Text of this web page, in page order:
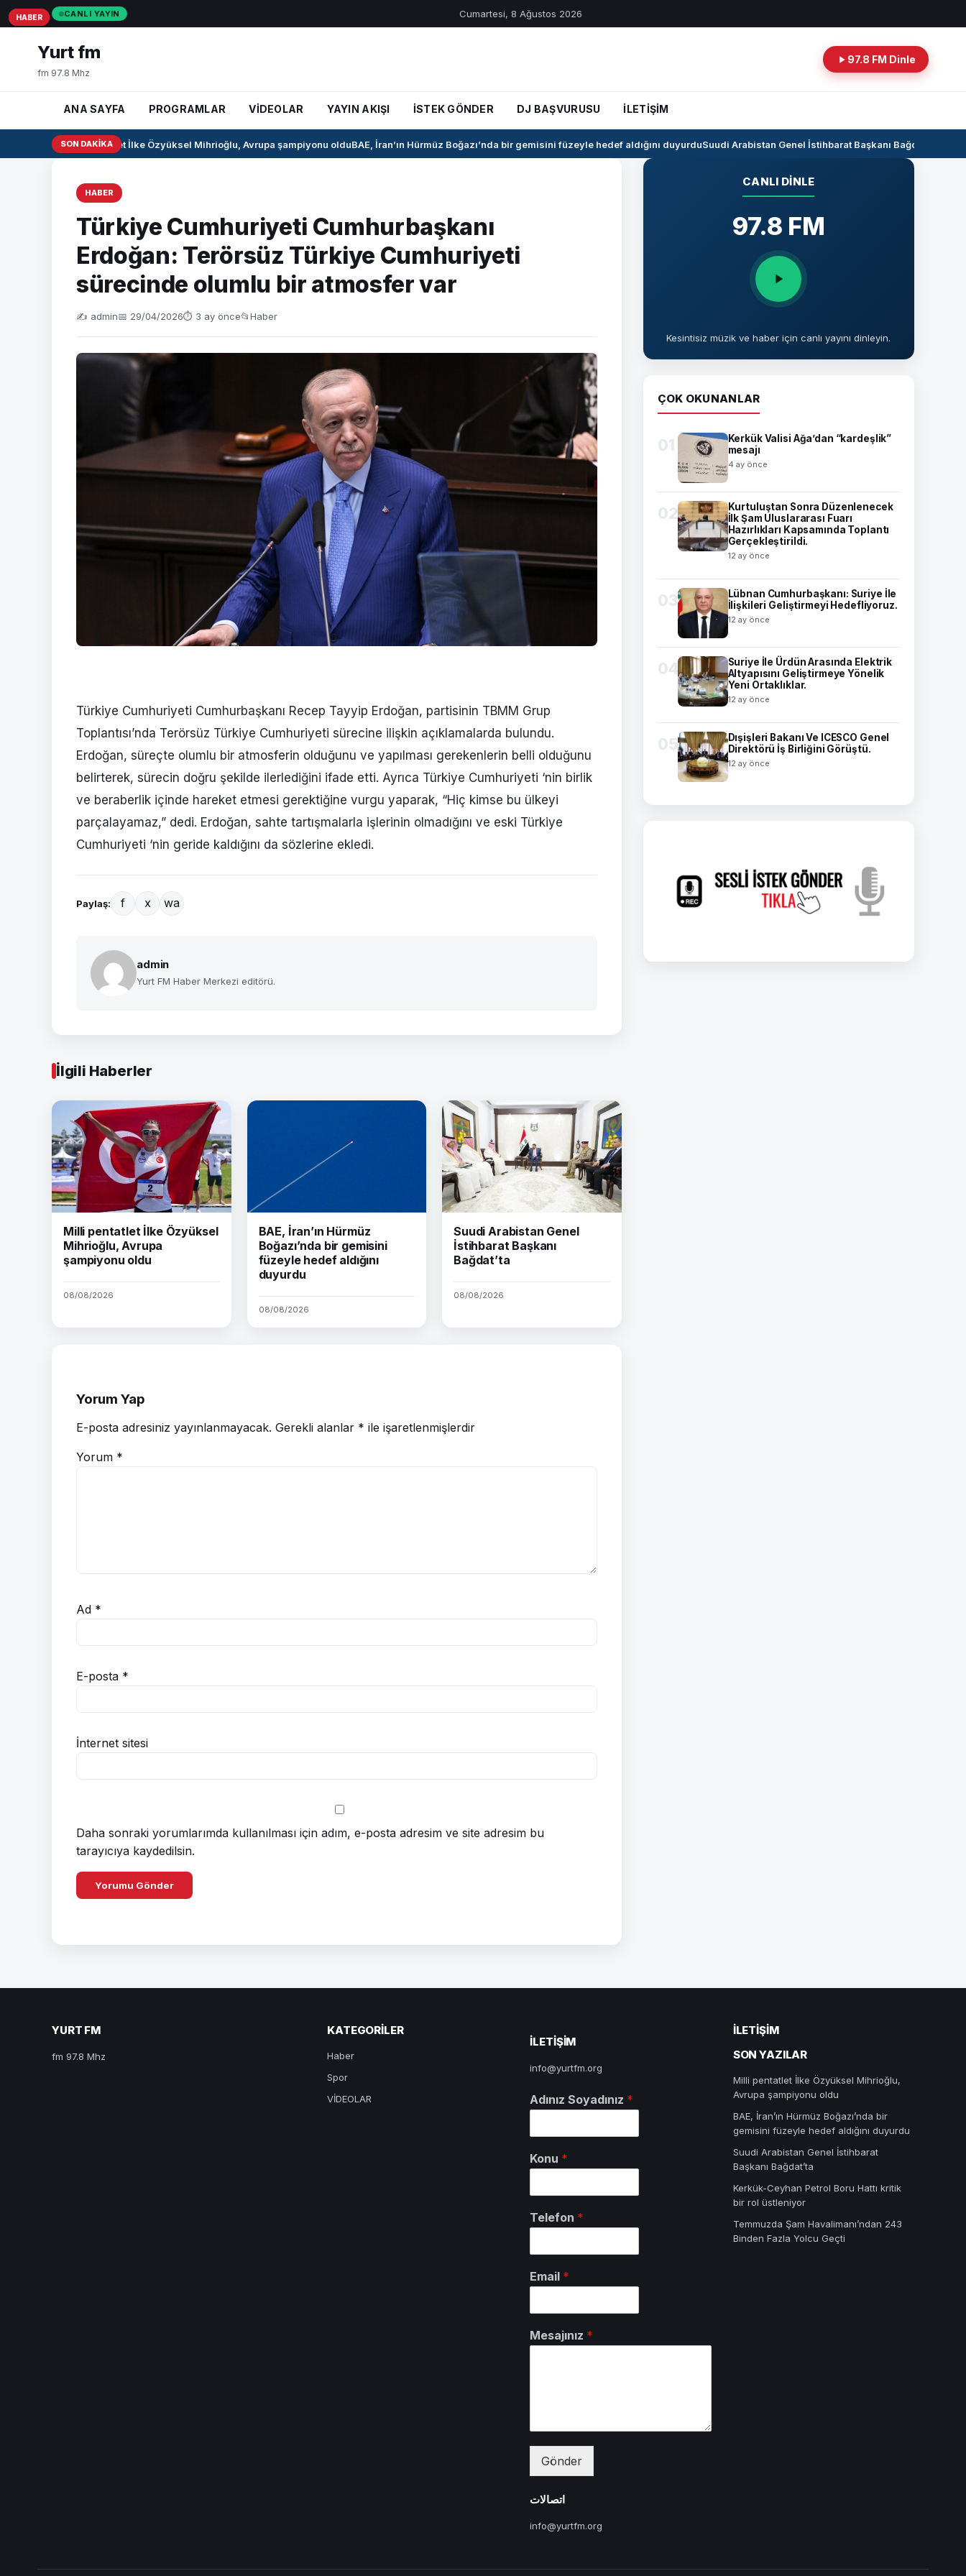
CANLI YAYIN Cumartesi, 8 Ağustos 2026
Yurt fm
fm 97.8 Mhz
97.8 FM Dinle
ANA SAYFA PROGRAMLAR VİDEOLAR YAYIN AKIŞI İSTEK GÖNDER DJ BAŞVURUSU İLETİŞİM
SON DAKIKA
Milli pentatlet İlke Özyüksel Mihrioğlu, Avrupa şampiyonu olduBAE, İran’ın Hürmüz Boğazı’nda bir gemisini füzeyle hedef aldığını duyurduSuudi Arabistan Genel İstihbarat Başkanı Bağdat’ta
HABER
Türkiye Cumhuriyeti Cumhurbaşkanı
Erdoğan: Terörsüz Türkiye Cumhuriyeti
sürecinde olumlu bir atmosfer var
✍️ admin📅 29/04/2026⏱ 3 ay önce📂Haber
Türkiye Cumhuriyeti Cumhurbaşkanı Recep Tayyip Erdoğan, partisinin TBMM Grup
Toplantısı’nda Terörsüz Türkiye Cumhuriyeti sürecine ilişkin açıklamalarda bulundu.
Erdoğan, süreçte olumlu bir atmosferin olduğunu ve yapılması gerekenlerin belli olduğunu
belirterek, sürecin doğru şekilde ilerlediğini ifade etti. Ayrıca Türkiye Cumhuriyeti ‘nin birlik
ve beraberlik içinde hareket etmesi gerektiğine vurgu yaparak, “Hiç kimse bu ülkeyi
parçalayamaz,” dedi. Erdoğan, sahte tartışmalarla işlerinin olmadığını ve eski Türkiye
Cumhuriyeti ‘nin geride kaldığını da sözlerine ekledi.
Paylaş: f x wa
admin
Yurt FM Haber Merkezi editörü.
İlgili Haberler
HABER
Milli pentatlet İlke Özyüksel
Mihrioğlu, Avrupa
şampiyonu oldu
08/08/2026
HABER
BAE, İran’ın Hürmüz
Boğazı’nda bir gemisini
füzeyle hedef aldığını
duyurdu
08/08/2026
HABER
Suudi Arabistan Genel
İstihbarat Başkanı
Bağdat’ta
08/08/2026
Yorum Yap
E-posta adresiniz yayınlanmayacak. Gerekli alanlar * ile işaretlenmişlerdir
Yorum *
Ad *
E-posta *
İnternet sitesi
Daha sonraki yorumlarımda kullanılması için adım, e-posta adresim ve site adresim bu
tarayıcıya kaydedilsin.
CANLI DINLE
97.8 FM
Kesintisiz müzik ve haber için canlı yayını dinleyin.
ÇOK OKUNANLAR
01
Kerkük Valisi Ağa’dan “kardeşlik”
mesajı
4 ay önce
02
Kurtuluştan Sonra Düzenlenecek
İlk Şam Uluslararası Fuarı
Hazırlıkları Kapsamında Toplantı
Gerçekleştirildi.
12 ay önce
03
Lübnan Cumhurbaşkanı: Suriye İle
İlişkileri Geliştirmeyi Hedefliyoruz.
12 ay önce
04
Suriye İle Ürdün Arasında Elektrik
Altyapısını Geliştirmeye Yönelik
Yeni Ortaklıklar.
12 ay önce
05
Dışişleri Bakanı Ve ICESCO Genel
Direktörü İş Birliğini Görüştü.
12 ay önce
YURT FM
fm 97.8 Mhz
KATEGORILER
Haber
Spor
VİDEOLAR
ILETIŞIM
info@yurtfm.org
Adınız Soyadınız *
Konu *
Telefon *
Email *
Mesajınız *
Gönder
اتصالات
info@yurtfm.org
İLETIŞIM
SON YAZILAR
Milli pentatlet İlke Özyüksel Mihrioğlu,
Avrupa şampiyonu oldu
BAE, İran’ın Hürmüz Boğazı’nda bir
gemisini füzeyle hedef aldığını duyurdu
Suudi Arabistan Genel İstihbarat
Başkanı Bağdat’ta
Kerkük-Ceyhan Petrol Boru Hattı kritik
bir rol üstleniyor
Temmuzda Şam Havalimanı’ndan 243
Binden Fazla Yolcu Geçti